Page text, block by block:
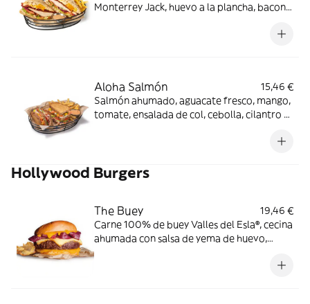
Monterrey Jack, huevo a la plancha, bacon
salsa mayo-wey en pan tostado con pipas
Aloha Salmón
15,46 €
Salmón ahumado, aguacate fresco, mango,
tomate, ensalada de col, cebolla, cilantro y
mínimo 24 horas.
Hollywood Burgers
The Buey
19,46 €
Carne 100% de buey Valles del Esla®, cecina
ahumada con salsa de yema de huevo,